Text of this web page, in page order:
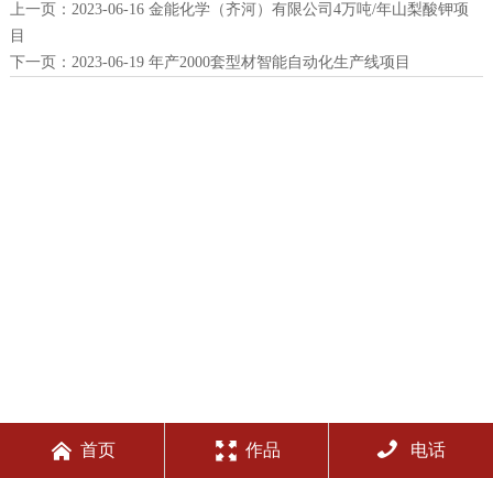
上一页： 2023-06-16 金能化学（齐河）有限公司4万吨/年山梨酸钾项
目
下一页：
2023-06-19 年产2000套型材智能自动化生产线项目
 首页  作品  电话